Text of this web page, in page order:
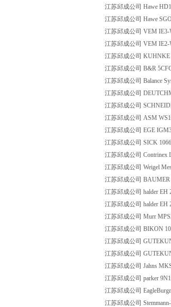
江苏邱成公司 Hawe
江苏邱成公司 Hawe
江苏邱成公司 VEM IE3-
江苏邱成公司 VEM IE2-
江苏邱成公司
江苏邱成公司 B&R
江苏邱成公司 Balance
江苏邱成公司
江苏邱成公司
江苏邱成公司 ASM
江苏邱成公司 EGE
江苏邱成公司 SICK
江苏邱成公司 Contrinex
江苏邱成公司 Weigel
江苏邱成公司 BAUMER
江苏邱成公司 halder EH
江苏邱成公司 halder EH
江苏邱成公司 Murr
江苏邱成公司 BIKON
江苏邱成公司
江苏邱成公司
江苏邱成公司 Jahns
江苏邱成公司 parker
江苏邱成公司
江苏邱成公司